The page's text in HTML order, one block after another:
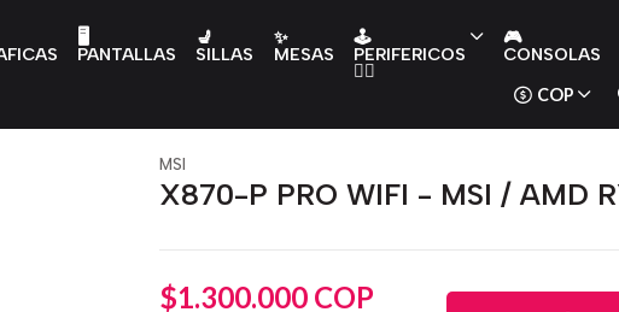
🖥️
PANTALLAS
💺
SILLAS
✨
MESAS
🕹️
PERIFERICOS
👇🏻
🎮
CONSOLAS
COP
MSI
X870-P PRO WIFI - MSI / AMD
$1.300.000 COP